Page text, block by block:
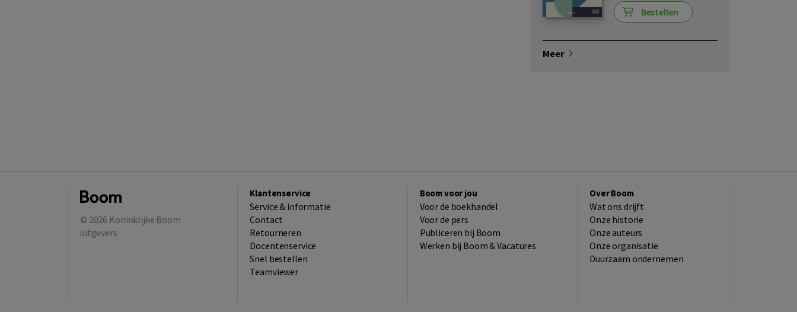
Bestellen
Meer
© 2026 Koninklijke Boom
uitgevers
Klantenservice
Service & informatie
Contact
Retourneren
Docentenservice
Snel bestellen
Teamviewer
Boom voor jou
Voor de boekhandel
Voor de pers
Publiceren bij Boom
Werken bij Boom & Vacatures
Over Boom
Wat ons drijft
Onze historie
Onze auteurs
Onze organisatie
Duurzaam ondernemen